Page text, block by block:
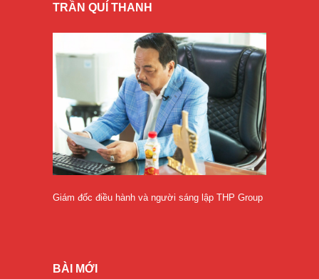
TRẦN QUÍ THANH
Giám đốc điều hành và người sáng lập THP Group
BÀI MỚI